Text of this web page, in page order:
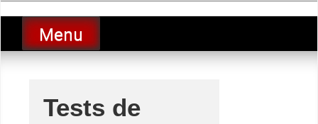
to
contentLucio Lopez GP
luciolopezgp
Menu
Tests de